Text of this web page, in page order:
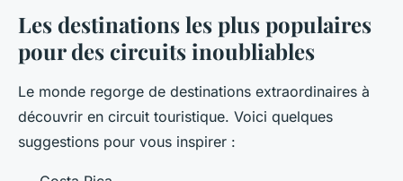
Les destinations les plus populaires
pour des circuits inoubliables
Le monde regorge de destinations extraordinaires à
découvrir en circuit touristique. Voici quelques
suggestions pour vous inspirer :